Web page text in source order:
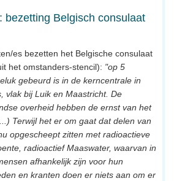
bezetting Belgisch consulaat
es bezetten het Belgische consulaat
het omstanders-stencil): "op 5
gebeurd is in de kerncentrale in
vlak bij Luik en Maastricht. De
overheid hebben de ernst van het
Terwijl het er om gaat dat delen van
opgescheept zitten met radioactieve
radioactief Maaswater, waarvan in
afhankelijk zijn voor hun
en kranten doen er niets aan om er